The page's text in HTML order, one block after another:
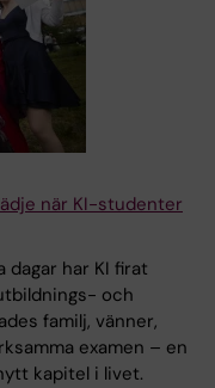
när KI-studenter
dagar har KI firat
och
familj, vänner,
examen – en
kapitel i livet.